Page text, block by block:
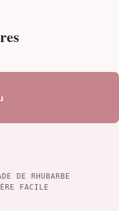
DE RHUBARBE
FACILE